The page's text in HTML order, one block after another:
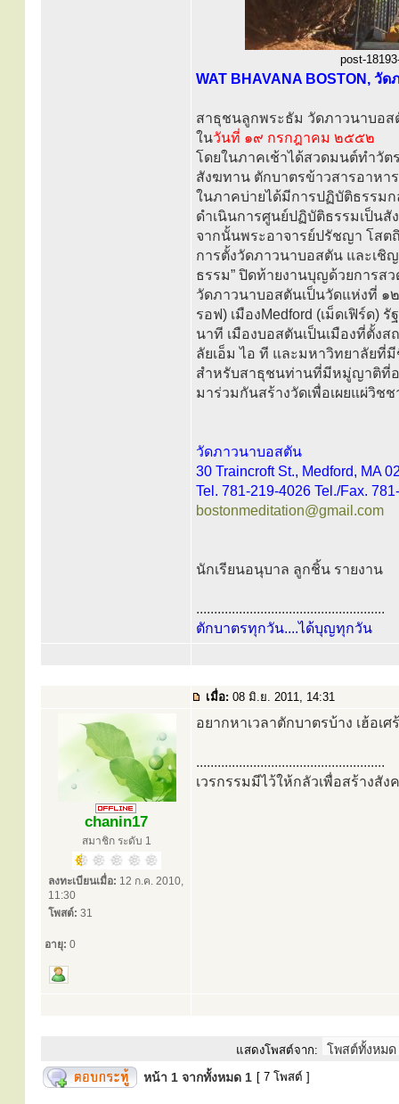
post-
WAT BHAVANA BOSTON,
สาธุชนลูกพระธัม วัดภาวนาบอส
ในวันที่ ๑๙ กรกฎาคม ๒๕๕๒
โดยในภาคเช้าได้สวดมนต์ทำวัต
สังฆทาน ตักบาตรข้าวสารอาหา
ในภาคบ่ายได้มีการปฏิบัติธรรมก
ดำเนินการศูนย์ปฏิบัติธรรมเป็นสั
จากนั้นพระอาจารย์ปรัชญา โสต
การตั้งวัดภาวนาบอสตัน และเชิ
ธรรม” ปิดท้ายงานบุญด้วยการส
วัดภาวนาบอสตันเป็นวัดแห่งที่ ๑
รอฟ) เมืองMedford (เม็ดเฟิร์ด)
นาที เมืองบอสตันเป็นเมืองที่ตั้ง
ลัยเอ็ม ไอ ที และมหาวิทยาลัยที่
สำหรับสาธุชนท่านที่มีหมู่ญาติที่อ
มาร่วมกันสร้างวัดเพื่อเผยแผ่วิช
วัดภาวนาบอสตัน
30 Traincroft St., Medford, MA
Tel. 781-219-4026 Tel./Fax.
bostonmeditation@gmail.com
นักเรียนอนุบาล ลูกชิ้น รายงาน
.....................................................
ตักบาตรทุกวัน....ได้บุญทุกวัน
เมื่อ: 08 มิ.ย. 2011, 14:31
chanin17
สมาชิก ระดับ 1
ลงทะเบียนเมื่อ: 12 ก.ค. 2010,
11:30
โพสต์: 31
อายุ: 0
อยากหาเวลาตักบาตรบ้าง เฮ้อเศ
.....................................................
เวรกรรมมีไว้ให้กลัวเพื่อสร้างสั
แสดงโพสต์จาก:
หน้า 1 จากทั้งหมด 1 [ 7 โพสต์ ]